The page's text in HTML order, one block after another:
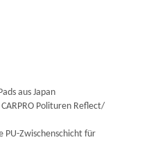
aus Japan
Polituren Reflect/
PU-Zwischenschicht für